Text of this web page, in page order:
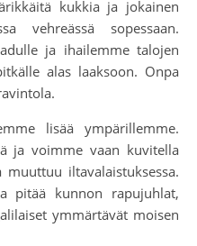
kukkia ja jokainen
vehreässä sopessaan.
ja ihailemme talojen
alas laaksoon. Onpa
lisää ympärillemme.
ja voimme vaan kuvitella
iltavalaistuksessa.
pitää kunnon rapujuhlat,
ymmärtävät moisen